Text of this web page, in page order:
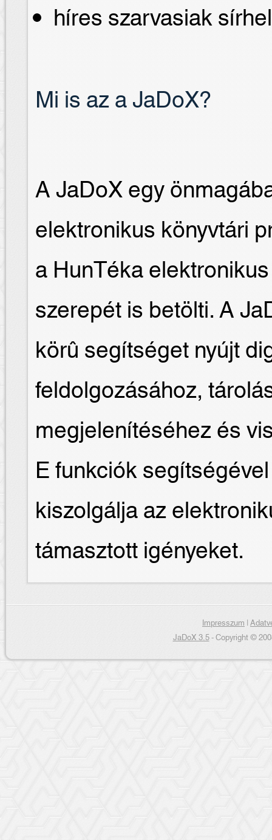
híres szarvasiak
Mi is az a JaDoX?
A JaDoX egy
elektronikus könyvtári
a HunTéka
szerepét is betölti. A
körû segítséget nyújt
feldolgozásához,
megjelenítéséhez és
E funkciók
kiszolgálja az
támasztott igényeket.
Impresszum|
JaDoX 3.5- Copyright ©